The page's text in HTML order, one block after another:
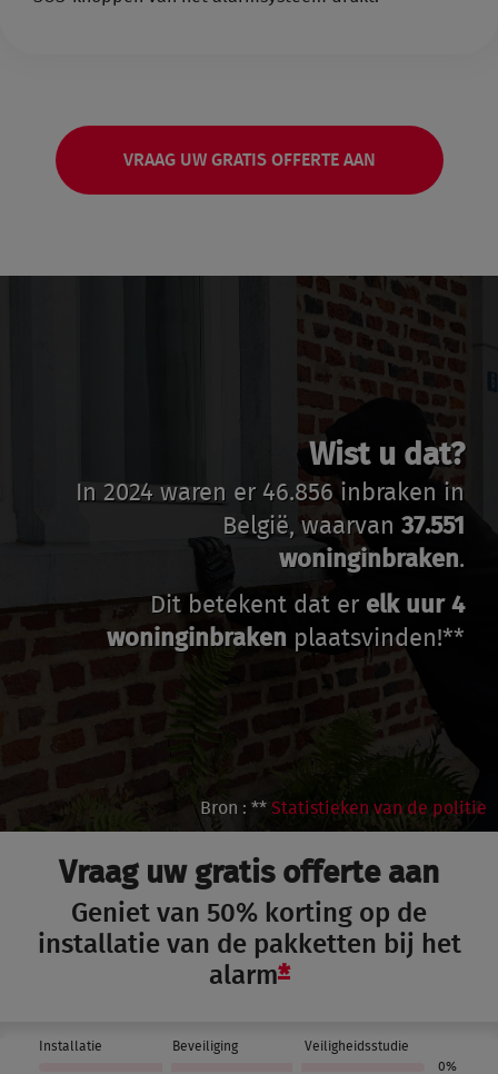
VRAAG UW GRATIS OFFERTE AAN
Wist u dat?
In 2024 waren er 46.856 inbraken in
België, waarvan 37.551
woninginbraken.
Dit betekent dat er elk uur 4
woninginbraken plaatsvinden!**
Bron : ** Statistieken van de politie
Vraag uw gratis offerte aan
Geniet van 50% korting op de
installatie van de pakketten bij het
alarm*
Installatie Beveiliging
Veiligheidsstudie
0%